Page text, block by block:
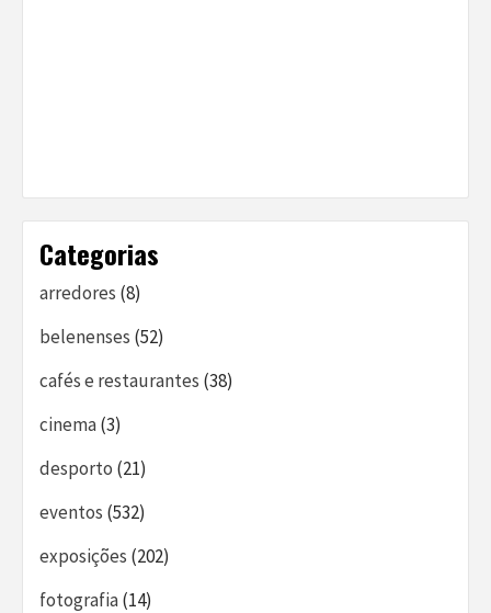
Categorias
arredores (8)
belenenses (52)
cafés e restaurantes (38)
cinema(3)
desporto (21)
eventos (532)
exposições (202)
fotografia(14)